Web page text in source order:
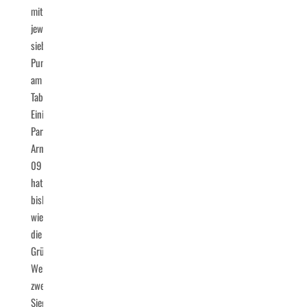
mit
jeweils
sieben
Punkten
am
Tabellenende.
Einige
Parallelen
Arnsberg
09
hat
bislang
wie
die
Grün-
Weißen
zwei
Siege